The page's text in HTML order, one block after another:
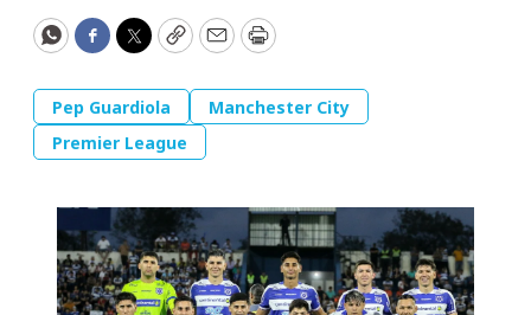
WhatsApp
Facebook
Twitter
CopyEmailPrint
Pep Guardiola
Manchester City
Premier League